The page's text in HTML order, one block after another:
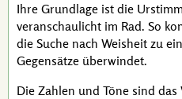
Ihre Grundlage ist die
veranschaulicht im Rad. So
die Suche nach Weisheit zu
Gegensätze überwindet.
Die Zahlen und Töne sind